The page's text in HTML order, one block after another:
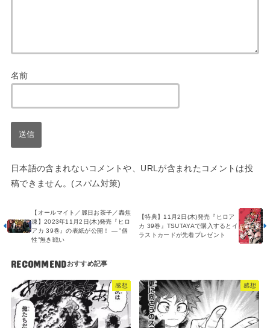
名前
日本語の含まれないコメントや、URLが含まれたコメントは投
稿できません。(スパム対策)
【特典】11月2日(木)発売『ヒロア
カ 39巻』TSUTAYAで購入するとイ
ラストカードが先着プレゼント
【オールマイト／麗日お茶子／轟焦
凍】2023年11月2日(木)発売『ヒロ
アカ 39巻』の表紙が公開！ ― ”個
性”無き戦い
RECOMMEND
感想 感想